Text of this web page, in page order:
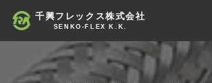
千興フレックス株式会社
SENKO-FLEX K.K.
ホーム